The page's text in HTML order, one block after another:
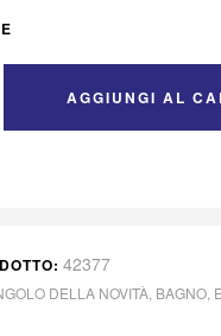
AGGIUNGI AL
42377
DELLA NOVITÀ BAGNO